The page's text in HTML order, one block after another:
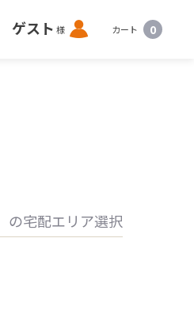
ゲスト 様 ロ
グ
カート 0
の宅配エリア選択